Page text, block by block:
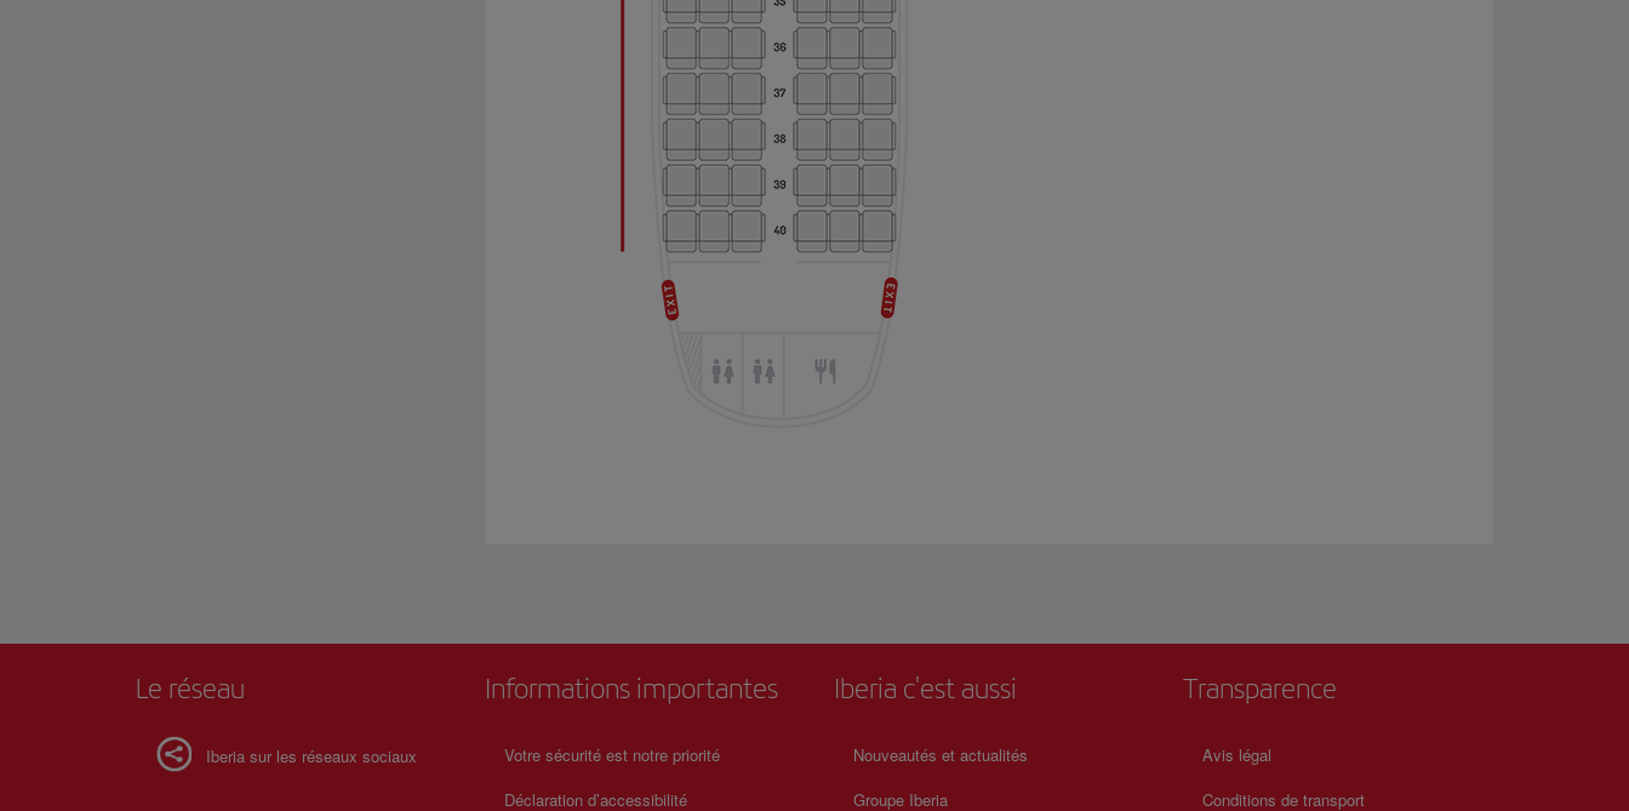
Le réseau
Iberia sur les réseaux sociaux
Informations importantes
Votre sécurité est notre priorité
Déclaration d’accessibilité
Iberia c'est aussi
Nouveautés et actualités
Groupe Iberia
Transparence
Avis légal
Conditions de transport